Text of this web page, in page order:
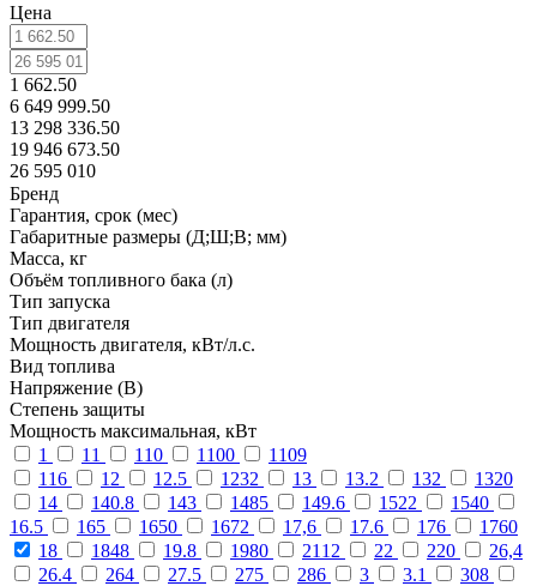
Цена
1 662.50
6 649 999.50
13 298 336.50
19 946 673.50
26 595 010
Бренд
Гарантия, срок (мес)
Габаритные размеры (Д;Ш;В; мм)
Масса, кг
Объём топливного бака (л)
Тип запуска
Тип двигателя
Мощность двигателя, кВт/л.с.
Вид топлива
Напряжение (В)
Степень защиты
Мощность максимальная, кВт
1
11 110 1100
1109
116
12 12.5 1232 13 13.2 132
1320
14
140.8 143 1485 149.6 1522
1540
16.5
165 1650 1672 17,6 17.6 176
1760
18
1848 19.8 1980 2112 22 220
26,4
26.4
264 27.5 275 286 3 3.1
308